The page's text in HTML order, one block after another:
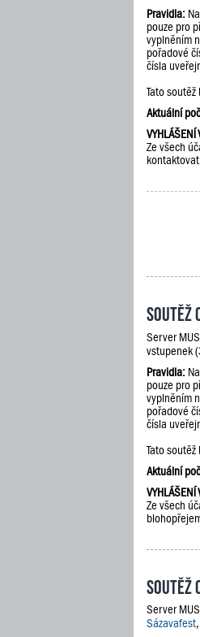
Pravidla:
pouze pro
vyplněním
pořadové
čísla
Tato
Aktuální
VYHLÁŠENÍ
Ze všech
kontaktovat.
Soutěž
Server
vstupenek
Pravidla:
pouze pro
vyplněním
pořadové
čísla
Tato
Aktuální
VYHLÁŠENÍ
Ze všech
Soutěž
Server
Sázavafest